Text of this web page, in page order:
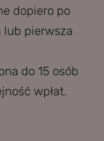
dopiero po
lub pierwsza
do 15 osób
wpłat.